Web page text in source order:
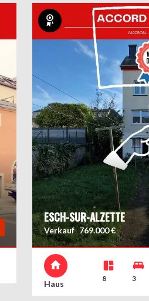
Exklusiv
ESCH-SUR-ALZETTE
Verkauf 769.000 €
Haus
8 3